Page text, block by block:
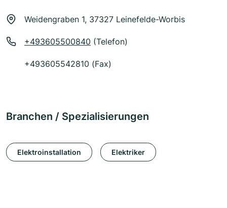
Weidengraben 1, 37327 Leinefelde-Worbis
+493605500840 (Telefon)
+493605542810 (Fax)
Branchen / Spezialisierungen
Elektroinstallation Elektriker